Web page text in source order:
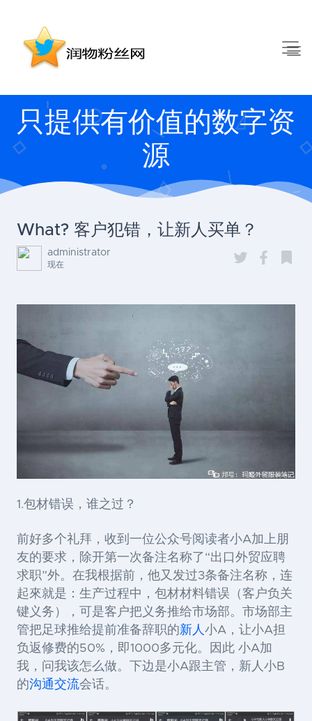
只提供有价值的数字资
源
What? 客户犯错，让新人买单？
administrator
现在
1.包材错误，谁之过？
前好多个礼拜，收到一位公众号阅读者小A加上朋
友的要求，除开第一次备注名称了“出口外贸应聘
求职”外。在我根据前，他又发过3条备注名称，连
起來就是：生产过程中，包材材料错误（客户负关
键义务），可是客户把义务推给市场部。市场部主
管把足球推给提前准备辞职的新人小A，让小A担
负返修费的50%，即1000多元化。因此 小A加
我，问我该怎么做。下边是小A跟主管，新人小B
的沟通交流会话。